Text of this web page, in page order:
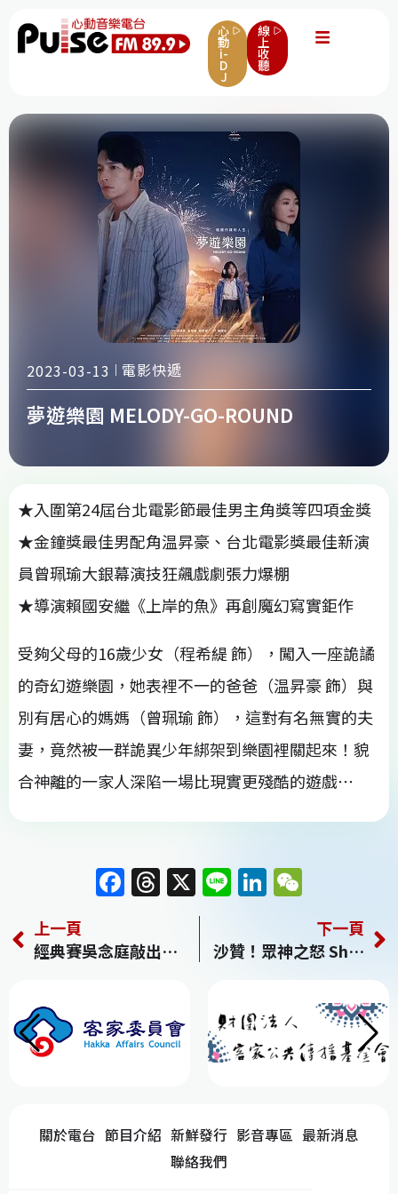
心
動
i-
D
J
線
上
收
聽
2023-03-13 電影快遞
夢遊樂園 MELODY-GO-ROUND
★入圍第24屆台北電影節最佳男主角獎等四項金獎
★金鐘獎最佳男配角温昇豪、台北電影獎最佳新演
員曾珮瑜大銀幕演技狂飆戲劇張力爆棚
★導演賴國安繼《上岸的魚》再創魔幻寫實鉅作
受夠父母的16歲少女（程希緹 飾），闖入一座詭譎
的奇幻遊樂園，她表裡不一的爸爸（温昇豪 飾）與
別有居心的媽媽（曾珮瑜 飾），這對有名無實的夫
妻，竟然被一群詭異少年綁架到樂園裡關起來！貌
合神離的一家人深陷一場比現實更殘酷的遊戲⋯
F
a
c
e
o
o
T
h
a
s
X Li
n
e
Li
n
k
e
n
C
h
at
上一頁
經典賽吳念庭敲出首轟 台灣隊5比12不敵巴拿馬
下一頁
沙贊！眾神之怒 Shazam! Fury of the Gods
關於電台 節目介紹 新鮮發行 影音專區 最新消息
聯絡我們